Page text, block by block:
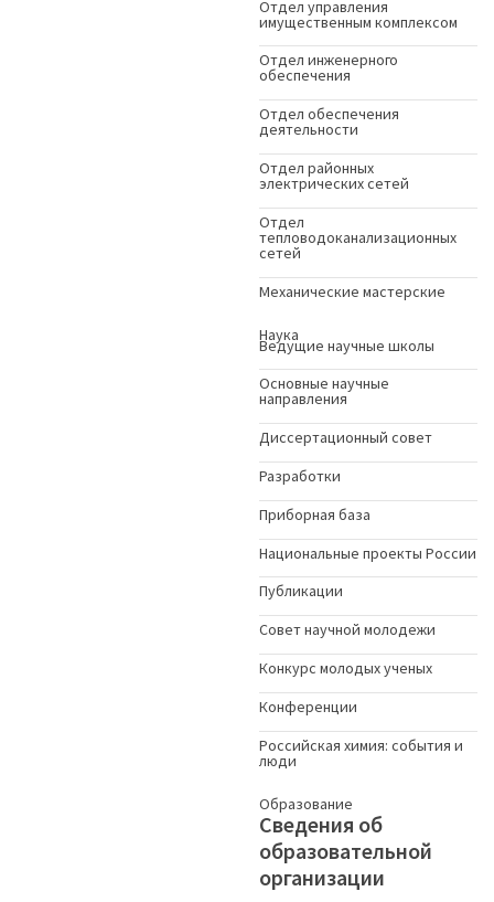
Отдел управления
имущественным комплексом
Отдел инженерного
обеспечения
Отдел обеспечения
деятельности
Отдел районных
электрических сетей
Отдел
тепловодоканализационных
сетей
Механические мастерские
Наука
Ведущие научные школы
Основные научные
направления
Диссертационный совет
Разработки
Приборная база
Национальные проекты России
Публикации
Совет научной молодежи
Конкурс молодых ученыx
Конференции
Российская химия: события и
люди
Образование
Сведения об
образовательной
организации